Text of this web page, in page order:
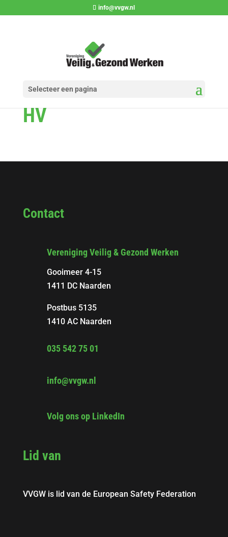
info@vvgw.nl
Selecteer een pagina
HV
Contact
Vereniging Veilig & Gezond Werken
Gooimeer 4-15
1411 DC Naarden
Postbus 5135
1410 AC Naarden
035 542 75 01
info@vvgw.nl
Volg ons op LinkedIn
Lid van
VVGW is lid van de European Safety Federation